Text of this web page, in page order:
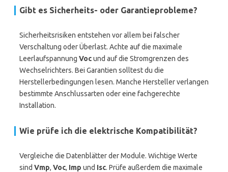
Gibt es Sicherheits- oder Garantieprobleme?
Sicherheitsrisiken entstehen vor allem bei falscher
Verschaltung oder Überlast. Achte auf die maximale
Leerlaufspannung Vocund auf die Stromgrenzen des
Wechselrichters. Bei Garantien solltest du die
Herstellerbedingungen lesen. Manche Hersteller verlangen
bestimmte Anschlussarten oder eine fachgerechte
Installation.
Wie prüfe ich die elektrische Kompatibilität?
Vergleiche die Datenblätter der Module. Wichtige Werte
sind Vmp, Voc, Imp und Isc. Prüfe außerdem die maximale